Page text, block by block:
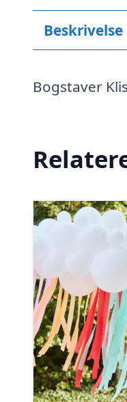
Beskrivelse
Bogstaver